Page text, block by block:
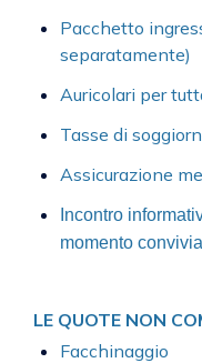
Pacchetto
separatamente)
Auricolari per
Tasse di
Assicurazione
Incontro
momento
LE QUOTE NON
Facchinaggio